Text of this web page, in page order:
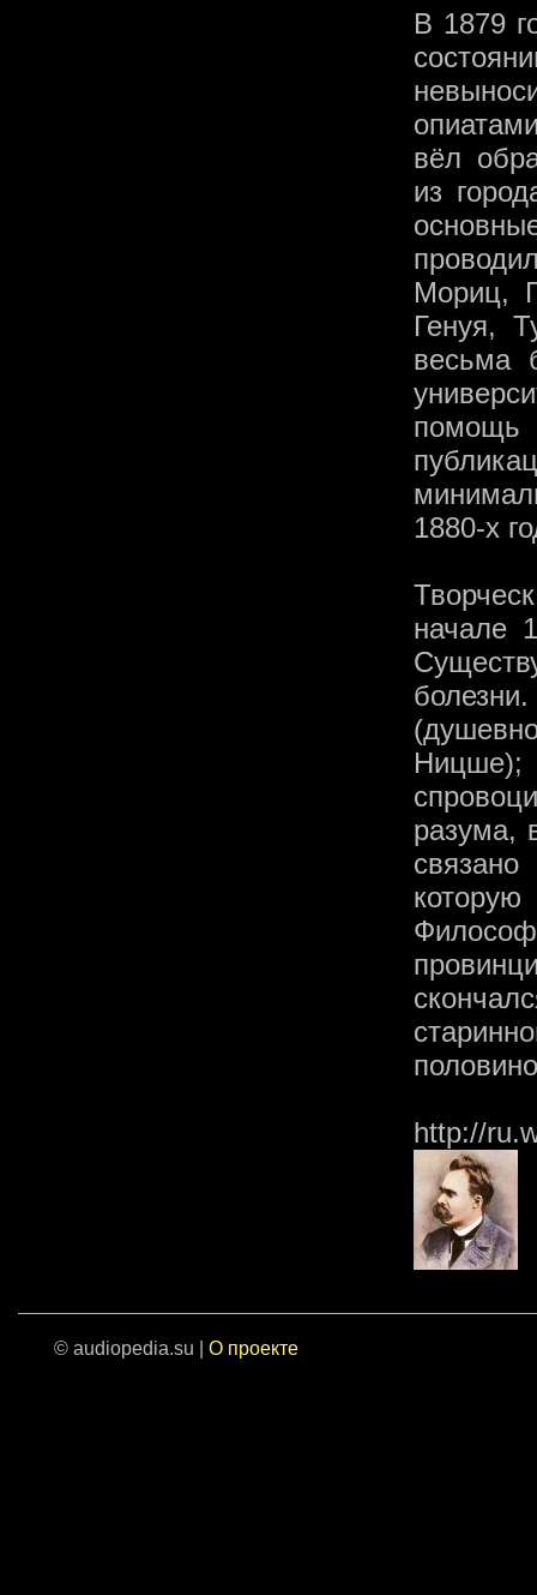
В 1879
вёл
из
Мориц,
Генуя,
весьма
1880-х
начале
разума,
http://
© audiopedia.su | О проекте